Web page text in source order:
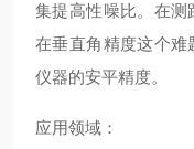
集提高性噪比。在测
在垂直角精度这个难
仪器的安平精度。
应用领域：